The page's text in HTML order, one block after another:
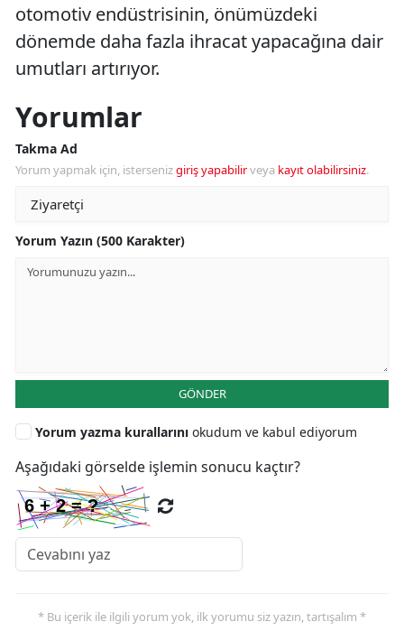
otomotiv endüstrisinin, önümüzdeki
dönemde daha fazla ihracat yapacağına dair
umutları artırıyor.
Yorumlar
Takma Ad
Yorum yapmak için, istersenizgiriş yapabilirveya kayıt olabilirsiniz.
Yorum Yazın (500 Karakter)
GÖNDER
Yorum yazma kurallarını okudum ve kabul ediyorum
Aşağıdaki görselde işlemin sonucu kaçtır?
* Bu içerik ile ilgili yorum yok, ilk yorumu siz yazın, tartışalım *